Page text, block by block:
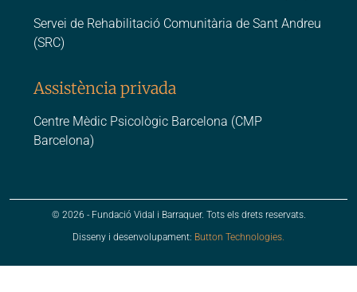
Servei de Rehabilitació Comunitària de Sant Andreu
(SRC)
Assistència privada
Centre Mèdic Psicològic Barcelona (CMP
Barcelona)
© 2026 - Fundació Vidal i Barraquer. Tots els drets reservats.
Disseny i desenvolupament: Button Technologies.